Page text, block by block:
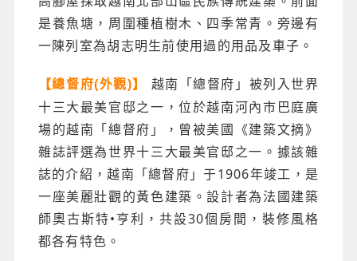
是養魚塘，周圍種植樹木、四季常青。旁邊有
一陳列室為胡志明生前使用過的用品及車子。
【總督府(外觀)】
越南「總督府」被列入世界
十三大最美官邸之一，位於越南河內市巴庭廣
場的越南「總督府」，曾被美國《建築文摘》
雜誌評選為世界十三大最美官邸之一。據該雜
誌的介紹，越南「總督府」于1906年竣工，是
一座美麗壯觀的黃色建築。設計者為法國建築
師奧古斯特•亨利，共設30個房間，裝修風格
都各有特色。